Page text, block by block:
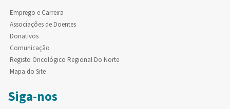
Emprego e Carreira
Associações de Doentes
Donativos
Comunicação
Registo Oncológico Regional Do Norte
Mapa do Site
Siga-nos